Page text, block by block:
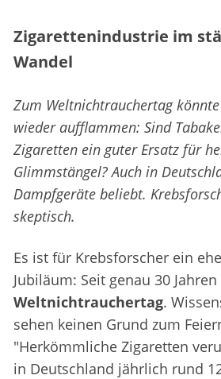
Zigarettenindustrie im
Wandel
Zum Weltnichtrauchertag
wieder aufflammen: Sind
Zigaretten ein guter Ersatz für
Glimmstängel? Auch in
Dampfgeräte beliebt.
skeptisch.
Es ist für Krebsforscher ein
Jubiläum: Seit genau 30
Weltnichtrauchertag.
sehen keinen Grund zum
"Herkömmliche Zigaretten
in Deutschland jährlich rund